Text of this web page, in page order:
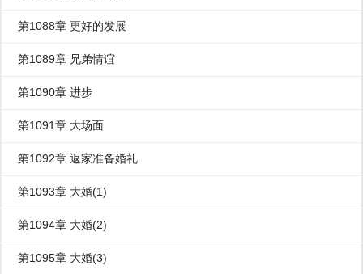
第1088章 更好的发展
第1089章 兄弟情谊
第1090章 进步
第1091章 大场面
第1092章 返家准备婚礼
第1093章 大婚(1)
第1094章 大婚(2)
第1095章 大婚(3)